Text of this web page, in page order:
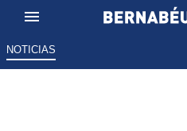
NOTICIAS